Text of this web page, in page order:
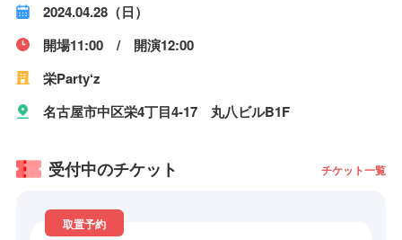
2024.04.28（日）
開場11:00 / 開演12:00
栄Party‘z
名古屋市中区栄4丁目4-17 丸八ビルB1F
受付中のチケット チケット一覧
取置予約